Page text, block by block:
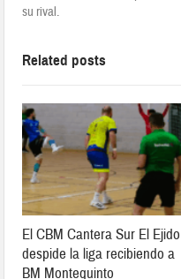
su rival.
Related posts
El CBM Cantera Sur El Ejido
despide la liga recibiendo a
BM Montequinto